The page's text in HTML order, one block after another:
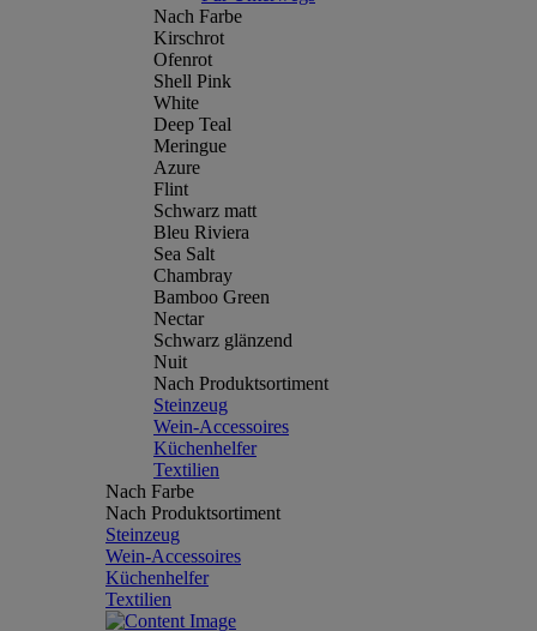
Nach Farbe
Kirschrot
Ofenrot
Shell Pink
White
Deep Teal
Meringue
Azure
Flint
Schwarz matt
Bleu Riviera
Sea Salt
Chambray
Bamboo Green
Nectar
Schwarz glänzend
Nuit
Nach Produktsortiment
Steinzeug
Wein-Accessoires
Küchenhelfer
Textilien
Nach Farbe
Nach Produktsortiment
Steinzeug
Wein-Accessoires
Küchenhelfer
Textilien